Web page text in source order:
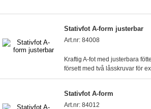
Stativfot A-form justerbar
Art.nr: 84008
Kraftig A-fot med justerbara
försett med två låsskruvar för
Stativfot A-form
Art.nr: 84012